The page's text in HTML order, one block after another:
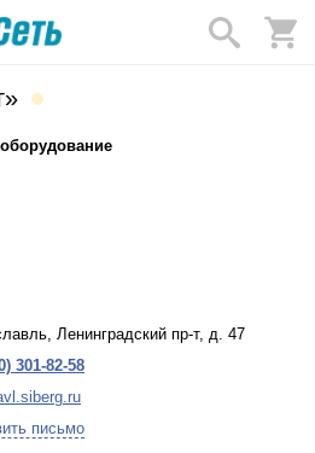
Ленинградский пр-т, д. 47
301-82-58
письмо